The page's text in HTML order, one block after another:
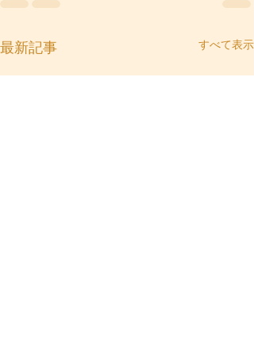
最新記事 すべて表示